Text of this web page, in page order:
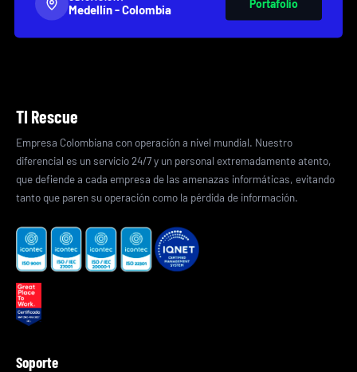
Medellín - Colombia Portafolio
TI Rescue
Empresa Colombiana con operación a nivel mundial. Nuestro
diferencial es un servicio 24/7 y un personal extremadamente atento,
que defiende a cada empresa de las amenazas informáticas, evitando
tanto que paren su operación como la pérdida de información.
Soporte